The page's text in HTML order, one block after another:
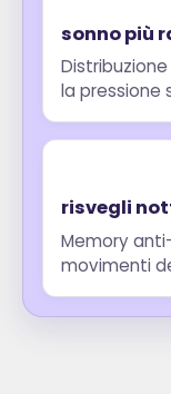
sonno più
la pressione
risvegli
Memory
movimenti